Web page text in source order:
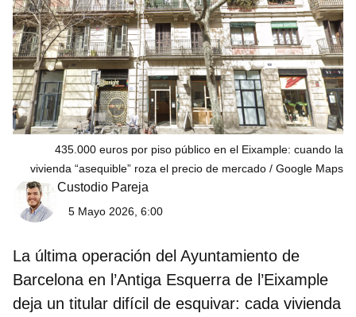
435.000 euros por piso público en el Eixample: cuando la
vivienda “asequible” roza el precio de mercado
Google Maps
Custodio Pareja
5 Mayo 2026, 6:00
La última operación del Ayuntamiento de
Barcelona en l’Antiga Esquerra de l’Eixample
deja un titular difícil de esquivar: cada vivienda